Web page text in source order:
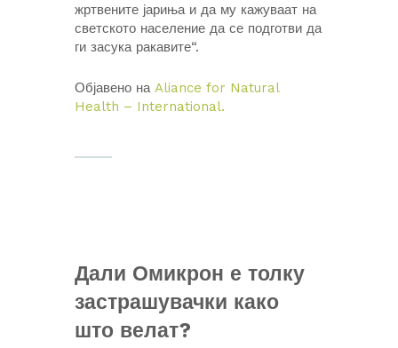
жртвените јариња и да му кажуваат на
светското население да се подготви да
ги засука ракавите“.
Објавено на Aliance for Natural
Health – International.
Дали Омикрон е толку
застрашувачки како
што велат?